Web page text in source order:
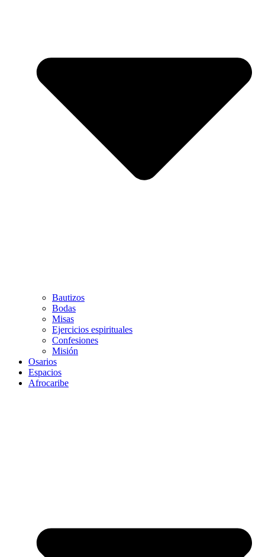
Bautizos
Bodas
Misas
Ejercicios espirituales
Confesiones
Misión
Osarios
Espacios
Afrocaribe